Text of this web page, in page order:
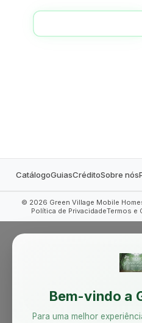
CatálogoGuiasCréditoSobre nós
© 2026 Green Village Mobile
Política de PrivacidadeTermos e
Bem-vindo a
Para uma melhor